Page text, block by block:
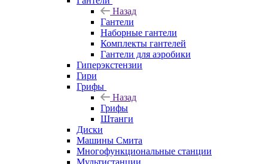
Назад
Гантели
Наборные гантели
Комплекты гантелей
Гантели для аэробики
Гиперэкстензии
Гири
Грифы
Назад
Грифы
Штанги
Диски
Машины Смита
Многофункциональные станции
Мультистанции